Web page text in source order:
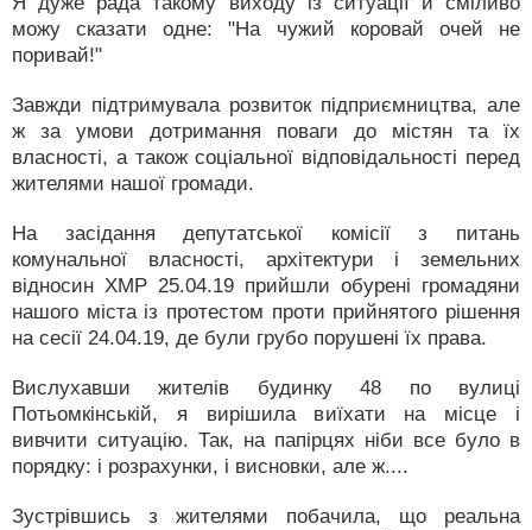
можу сказати одне: "На чужий коровай очей не
поривай!"
Завжди підтримувала розвиток підприємництва, але
ж за умови дотримання поваги до містян та їх
власності, а також соціальної відповідальності перед
жителями нашої громади.
На засідання депутатської комісії з питань
комунальної власності, архітектури і земельних
відносин ХМР 25.04.19 прийшли обурені громадяни
нашого міста із протестом проти прийнятого рішення
на сесії 24.04.19, де були грубо порушені їх права.
Вислухавши жителів будинку 48 по вулиці
Потьомкінській, я вирішила виїхати на місце і
вивчити ситуацію. Так, на папірцях ніби все було в
порядку: і розрахунки, і висновки, але ж....
Зустрівшись з жителями побачила, що реальна